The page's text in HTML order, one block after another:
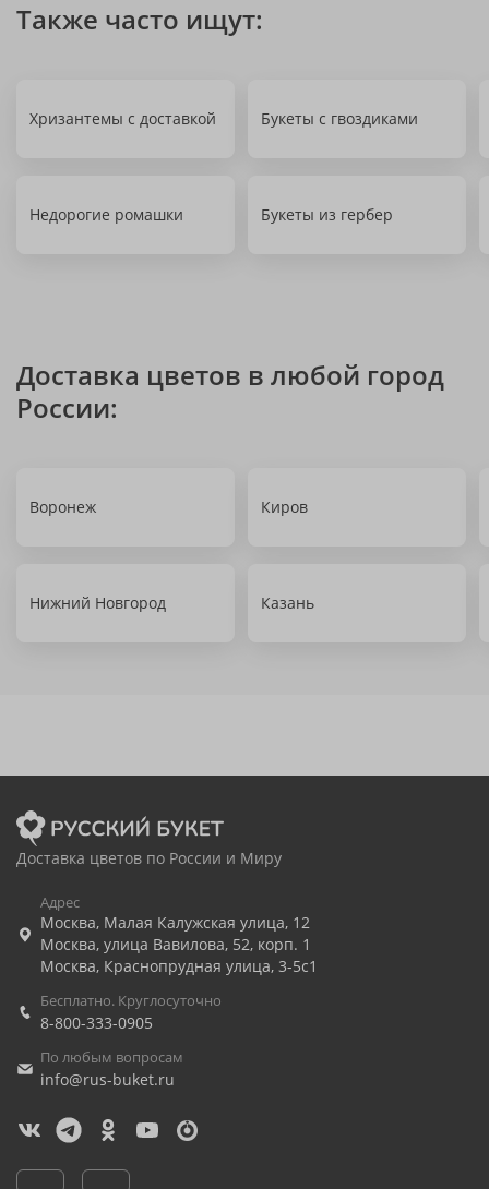
Также часто ищут:
Хризантемы с доставкой Букеты с гвоздиками
Недорогие ромашки Букеты из гербер
Доставка цветов в любой город
России:
Воронеж Киров
Нижний Новгород Казань
Доставка цветов по России и Миру
Адрес
Москва, Малая Калужская улица, 12
Москва, улица Вавилова, 52, корп. 1
Москва, Краснопрудная улица, 3-5с1
Бесплатно. Круглосуточно
8-800-333-0905
По любым вопросам
info@rus-buket.ru